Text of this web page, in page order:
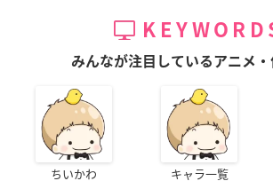
みんなが注目しているアニメ・
ちいかわ キャラ一覧